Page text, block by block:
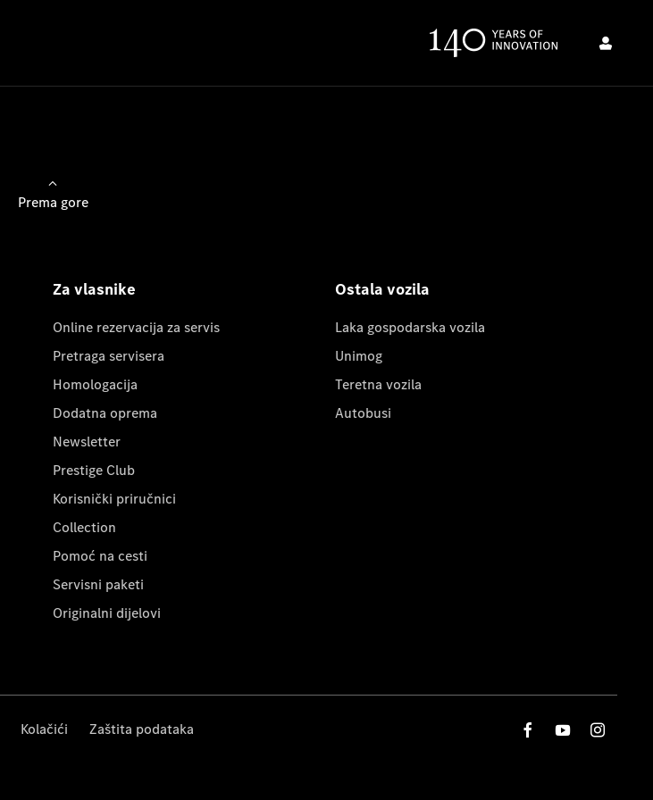
Prema gore
Za vlasnike
Online rezervacija za servis
Pretraga servisera
Homologacija
Dodatna oprema
Newsletter
Prestige Club
Korisnički priručnici
Collection
Pomoć na cesti
Servisni paketi
Originalni dijelovi
Ostala vozila
Laka gospodarska vozila
Unimog
Teretna vozila
Autobusi
Kolačići Zaštita podataka